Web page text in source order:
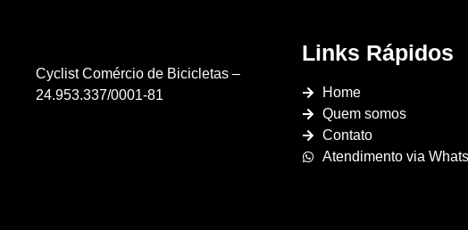
Cyclist Comércio de Bicicletas –
24.953.337/0001-81
Links Rápidos
Home
Quem somos
Contato
Atendimento via